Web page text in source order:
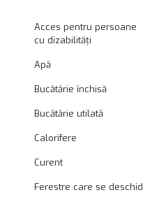
Acces pentru persoane
cu dizabilități
Apă
Bucătărie închisă
Bucătărie utilată
Calorifere
Curent
Ferestre care se deschid